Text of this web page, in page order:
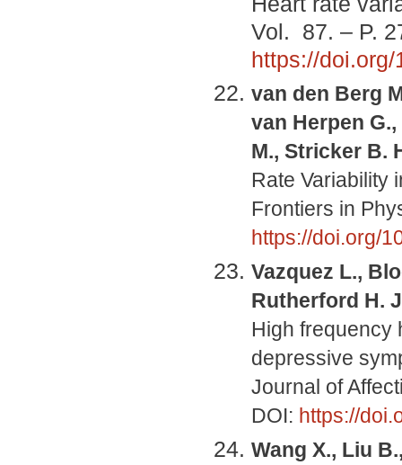
Vol. 87. – P.
https://
van den Berg
van Herpen
M., Stricker B.
Rate Variability
Frontiers in
https://doi.org/
Vazquez L.,
Rutherford H.
High frequency
depressive
Journal of
DOI: https://
Wang X., Liu